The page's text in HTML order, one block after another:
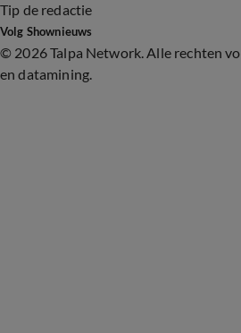
Tip de redactie
Volg Shownieuws
© 2026 Talpa Network. Alle rechten
en datamining.